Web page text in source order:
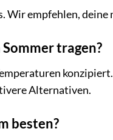
Wir empfehlen, deine
tragen?
Alternativen.
besten?